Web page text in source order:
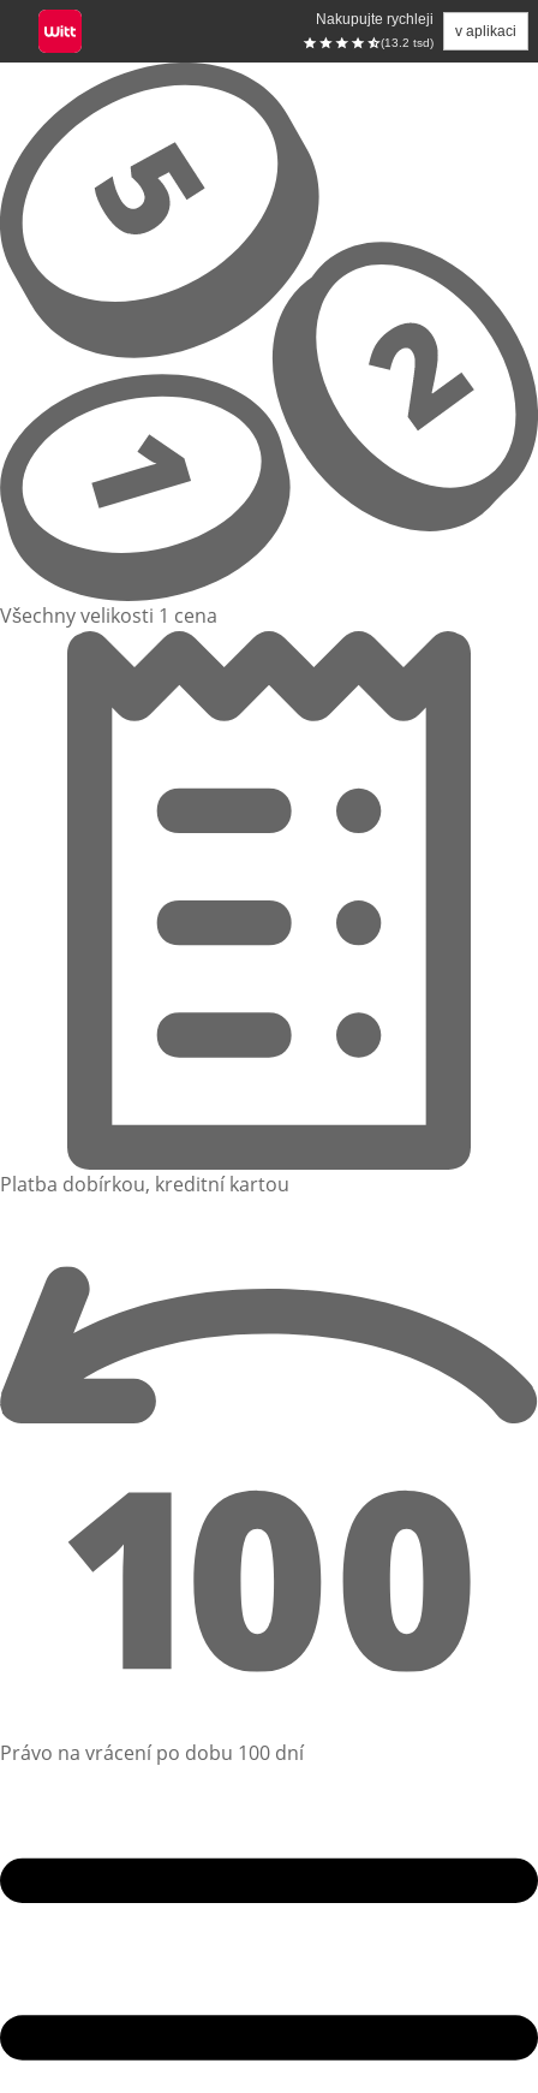
Nakupujte rychleji
(13.2 tsd)
v aplikaci
Přeskočit na hlavní obsah
Všechny velikosti 1 cena
Platba dobírkou, kreditní kartou
Právo na vrácení po dobu 100 dní